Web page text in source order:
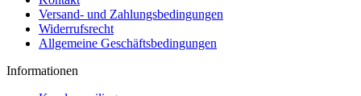
Versand- und Zahlungsbedingungen
Widerrufsrecht
Allgemeine Geschäftsbedingungen
Informationen